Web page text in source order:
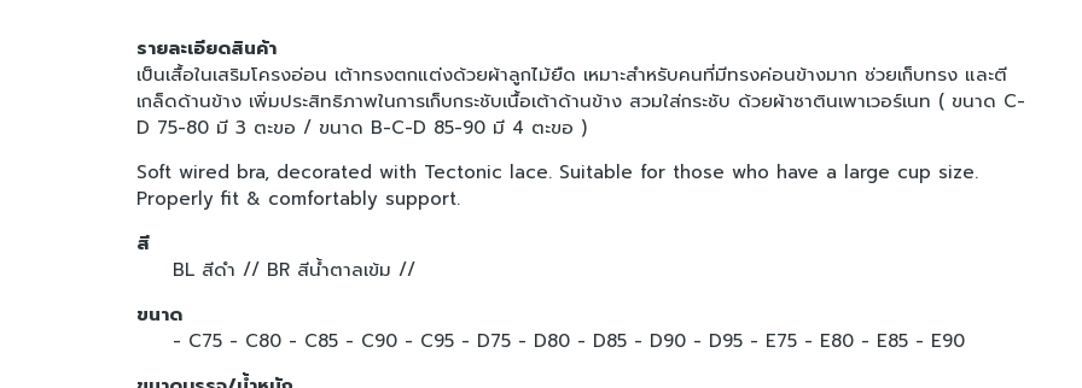
รายละเอียดสินค้า
เป็นเสื้อในเสริมโครงอ่อน เต้าทรงตกแต่งด้วยผ้าลูกไม้ยืด เหมาะสำหรับคนที่มีทรงค่อนข้างมาก ช่วยเก็บทรง และตี
เกล็ดด้านข้าง เพิ่มประสิทธิภาพในการเก็บกระชับเนื้อเต้าด้านข้าง สวมใส่กระชับ ด้วยผ้าซาตินเพาเวอร์เนท ( ขนาด C-
D 75-80 มี 3 ตะขอ / ขนาด B-C-D 85-90 มี 4 ตะขอ )
Soft wired bra, decorated with Tectonic lace. Suitable for those who have a large cup size.
Properly fit & comfortably support.
สี
BL สีดำ // BR สีน้ำตาลเข้ม //
ขนาด
- C75 - C80 - C85 - C90 - C95 - D75 - D80 - D85 - D90 - D95 - E75 - E80 - E85 - E90